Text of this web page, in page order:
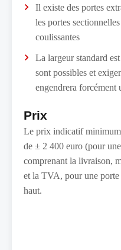
Il existe des portes
les portes
coulissantes
La largeur standard
sont possibles et
engendrera forcément
Prix
Le prix indicatif
de ± 2 400 euro (pour
comprenant la livraison,
et la TVA, pour une
haut.